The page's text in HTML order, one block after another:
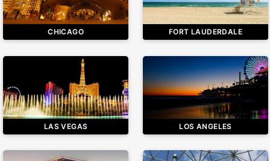
CHICAGO FORT LAUDERDALE
LAS VEGAS LOS ANGELES